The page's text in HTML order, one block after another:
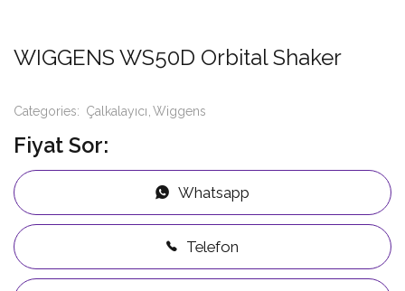
WIGGENS WS50D Orbital Shaker
Categories: Çalkalayıcı Wiggens
Fiyat Sor:
Whatsapp
Telefon